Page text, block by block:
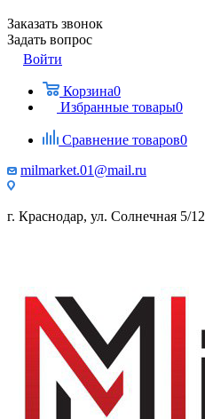
Заказать звонок
Задать вопрос
Войти
Корзина0
Избранные товары0
Сравнение товаров0
milmarket.01@mail.ru
г. Краснодар, ул. Солнечная 5/12